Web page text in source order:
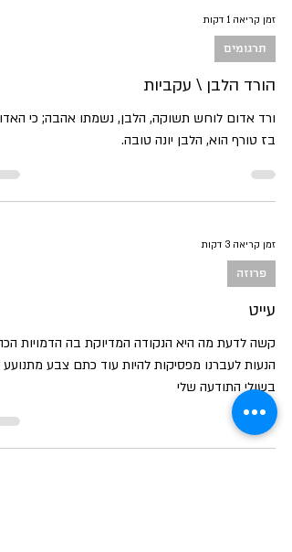
זמן קריאה 1 דקות
תרגומים
הורד הלבן \ עקביות
ורד אדום לוחש תשוקה, הלבן, נשמתו אהבה; כי
בז טורף הוא, הלבן יונה טובה.
זמן קריאה 3 דקות
פרוזה
עייט
קשה לדעת מה היא הנקודה המדיוקת בה הדמויות
הנעות לעברנו מפסיקות להיות עוד כתם צבע מתנועע
בשולי התודעה שלי